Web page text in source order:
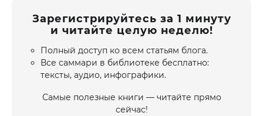
Зарегистрируйтесь за 1 минуту
и читайте целую неделю!
Полный доступ ко всем статьям блога.
Все саммари в библиотеке бесплатно:
тексты, аудио, инфографики.
Самые полезные книги — читайте прямо
сейчас!